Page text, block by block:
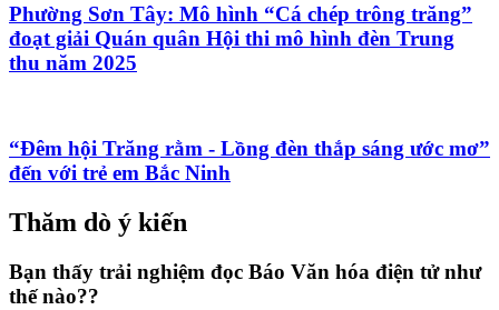
Phường Sơn Tây: Mô hình “Cá chép trông trăng”
đoạt giải Quán quân Hội thi mô hình đèn Trung
thu năm 2025
“Đêm hội Trăng rằm - Lồng đèn thắp sáng ước mơ”
đến với trẻ em Bắc Ninh
Thăm dò ý kiến
Bạn thấy trải nghiệm đọc Báo Văn hóa điện tử như
thế nào??